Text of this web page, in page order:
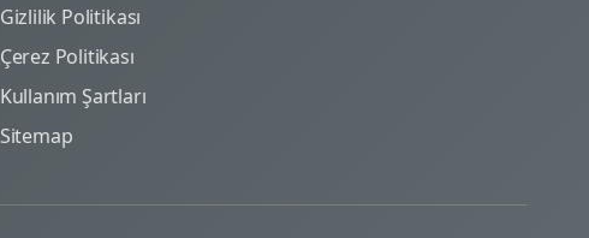
Gizlilik Politikası
Çerez Politikası
Kullanım Şartları
Sitemap